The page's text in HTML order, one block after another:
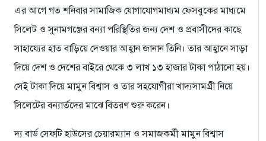
এর আগে গত শনিবার সামাজিক যোগাযোগমাধ্যম ফেসবুকের মাধ্যমে
সিলেট ও সুনামগঞ্জের বন্যা পরিস্থিতির জন্য দেশ ও প্রবাসীদের কাছে
সাহায্যের হাত বাড়িয়ে দেওয়ার আহ্বান জানান তিনি। তার আহ্বানে সাড়া
দিয়ে দেশ ও দেশের বাইরে থেকে ৩ লাখ ১৩ হাজার টাকা পাঠানো হয়।
সেই টাকা দিয়ে মামুন বিশ্বাস ও তার সহযোগীরা খাদ্যসামগ্রী নিয়ে
সিলেটের বন্যার্তদের মাঝে বিতরণ শুরু করেন।
দ্য বার্ড সেফটি হাউসের চেয়ারম্যান ও সমাজকর্মী মামুন বিশ্বাস